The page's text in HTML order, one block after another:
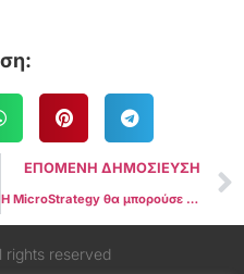
ΕΠΟΜΕΝΗ ΔΗΜΟΣΙΕΥΣΗ
Η MicroStrategy θα μπορούσε να ξεπεράσει τα Starbucks και την Nike σε Market Cap αν το Bitcoin φτάσει τα $138.000
reserved